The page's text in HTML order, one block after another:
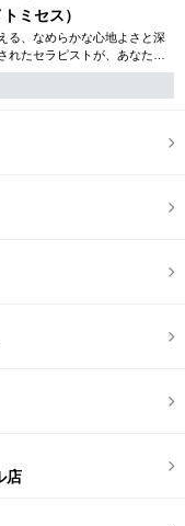
ミセス）
る、なめらかな心地よさと深
れたセラピストが、あなただ
でワンランク上の癒しをお探
店